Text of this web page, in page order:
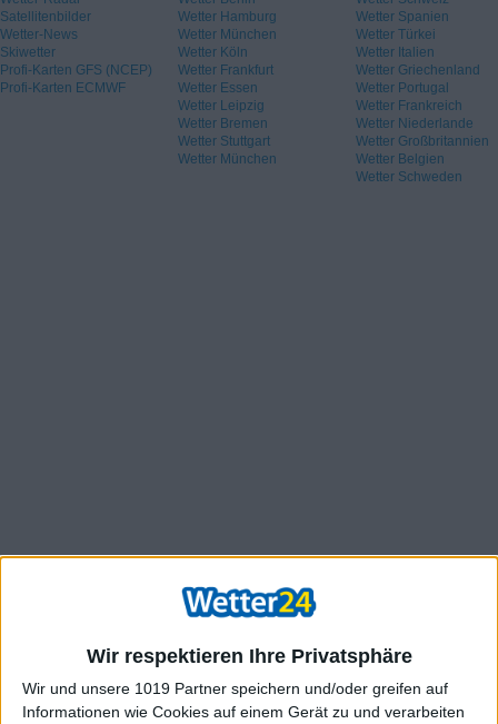
Wir respektieren Ihre Privatsphäre
Wir und unsere 1019 Partner speichern und/oder greifen auf
Informationen wie Cookies auf einem Gerät zu und verarbeiten
Satellitenbilder
Wetter-News
Skiwetter
Profi-Karten GFS (NCEP)
Profi-Karten ECMWF
Wetter Hamburg
Wetter München
Wetter Köln
Wetter Frankfurt
Wetter Essen
Wetter Leipzig
Wetter Bremen
Wetter Stuttgart
Wetter München
Wetter Spanien
Wetter Türkei
Wetter Italien
Wetter Griechenland
Wetter Portugal
Wetter Frankreich
Wetter Niederlande
Wetter Großbritannien
Wetter Belgien
Wetter Schweden